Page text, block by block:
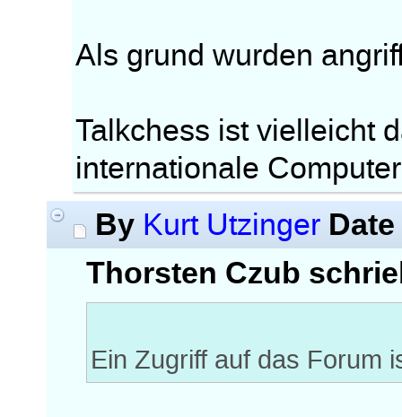
Als grund wurden
Talkchess ist vielleicht
internationale
By Kurt Utzinger Date
Thorsten Czub
Ein Zugriff auf das Forum